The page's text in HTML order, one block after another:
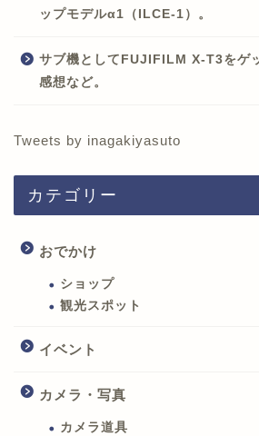
ップモデルα1（ILCE-1）。
サブ機としてFUJIFILM X-T3をゲ
感想など。
Tweets by inagakiyasuto
カテゴリー
おでかけ
ショップ
観光スポット
イベント
カメラ・写真
カメラ道具